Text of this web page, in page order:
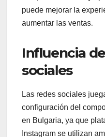
puede mejorar la
aumentar las ventas.
Influencia
sociales
Las redes sociales
configuración del
en Bulgaria, ya que
Instagram se utilizan